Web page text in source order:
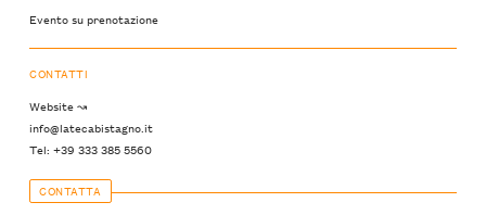
Evento su prenotazione
CONTATTI
Website ↝
info@latecabistagno.it
Tel: +39 333 385 5560
CONTATTA